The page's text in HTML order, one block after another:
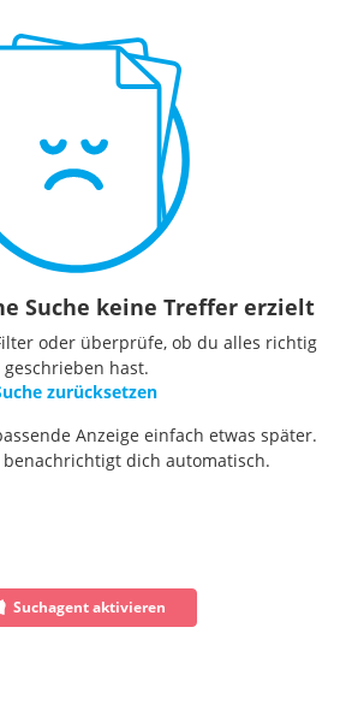
Suche keine Treffer erzielt
oder überprüfe, ob du alles richtig
geschrieben hast.
zurücksetzen
Anzeige einfach etwas später.
benachrichtigt dich automatisch.
Suchagent aktivieren